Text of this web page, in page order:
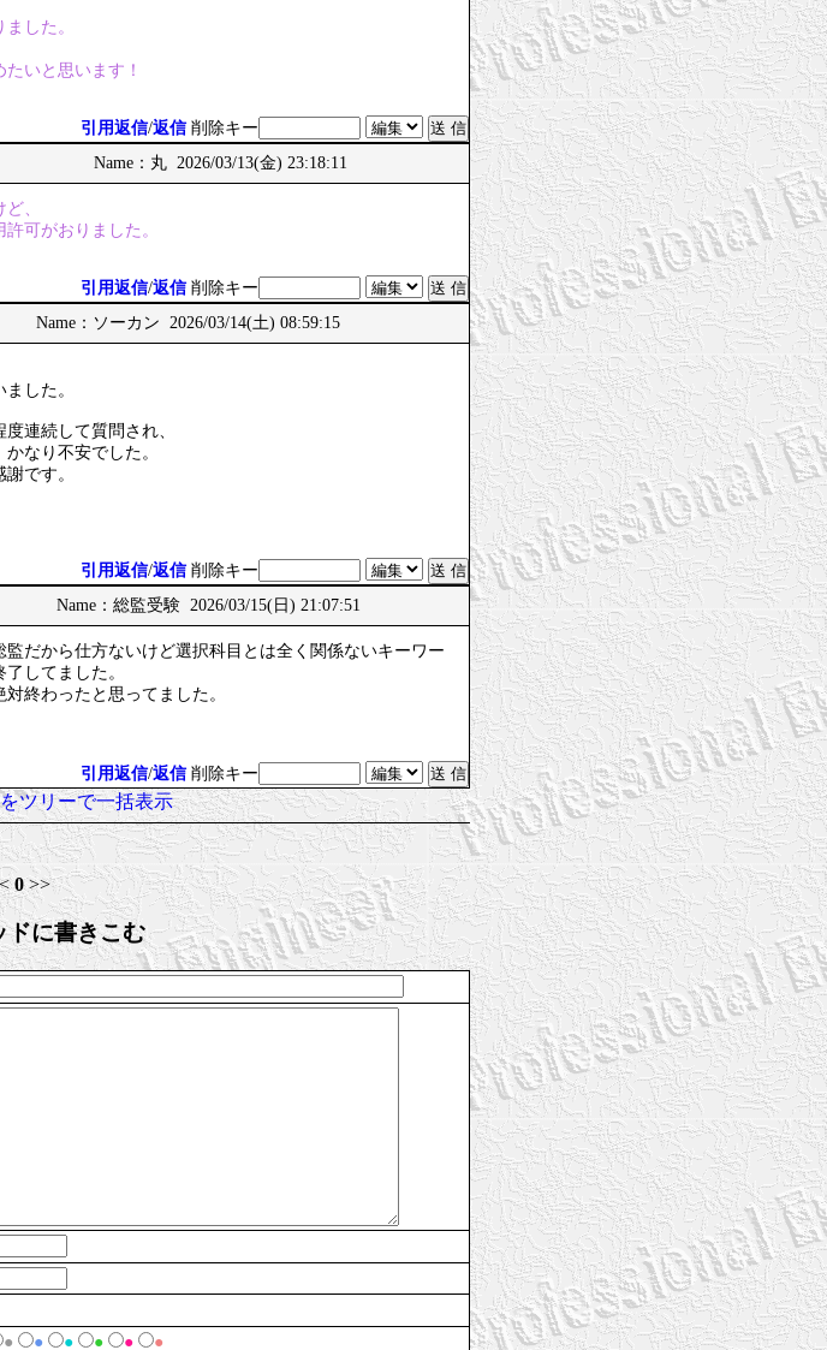
した。
いと思います！
引用返信/返信 削除キー
Name：丸 2026/03/13(金) 23:18:11
、
可がおりました。
引用返信/返信 削除キー
Name：ソーカン 2026/03/14(土) 08:59:15
した。
連続して質問され、
なり不安でした。
です。
引用返信/返信 削除キー
Name：総監受験 2026/03/15(日) 21:07:51
だから仕方ないけど選択科目とは全く関係ないキーワー
してました。
終わったと思ってました。
引用返信/返信 削除キー
ツリーで一括表示
0>>
ドに書きこむ
● ● ● ● ● ●